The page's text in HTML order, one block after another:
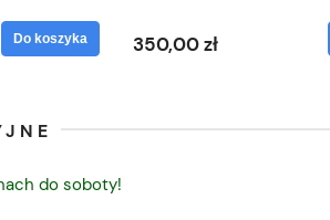
Do koszyka 350,00 zł
do soboty!